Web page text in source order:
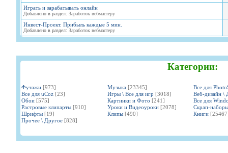
Играть и зарабатывать онлайн
Добавлено в раздел: Заработок вебмастеру
Инвест-Проект. Прибыль каждые 5 мин.
Добавлено в раздел: Заработок вебмастеру
Категории:
Футажи [973] Музыка [23345]
Все для
Все для uCoz [23] Игры \ Все для игр [3018]
Веб-дизайн \
Обои [575] Картинки и Фото [241]
Все для
Растровые клипарты [910] Уроки и Видеоуроки [2078]
Скрап-наборы
Шрифты [19] Клипы [490] Книги
Прочее \ Другое [828]